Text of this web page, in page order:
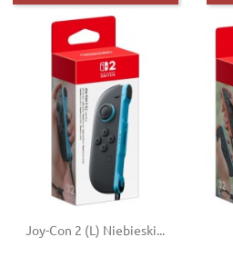
Joy-Con 2 (L) Niebieski...